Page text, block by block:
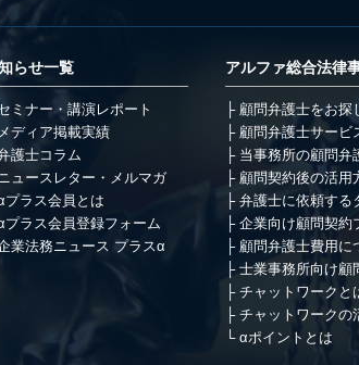
らせ一覧
ミナー・講演レポート
メディア掲載実績
護士コラム
ュースレター・メルマガ
プラス会員とは
プラス会員登録フォーム
業法務ニュース プラスα
アルファ総合法律
顧問弁護士をお探
顧問弁護士サービ
当事務所の顧問弁
顧問契約後の活用
弁護士に依頼する
企業向け顧問契約
顧問弁護士費用に
士業事務所向け顧
チャットワークと
チャットワークの
αポイントとは